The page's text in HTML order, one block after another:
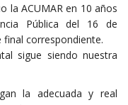
la ACUMAR en 10 años
Pública del 16 de
correspondiente.
sigue siendo nuestra
la adecuada y real